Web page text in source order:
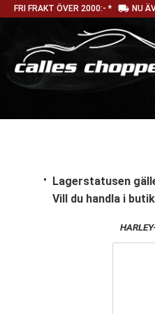
FRI FRAKT ÖVER 2000:- * local_shipping NU
Lagerstatusen
Vill du handla i butik